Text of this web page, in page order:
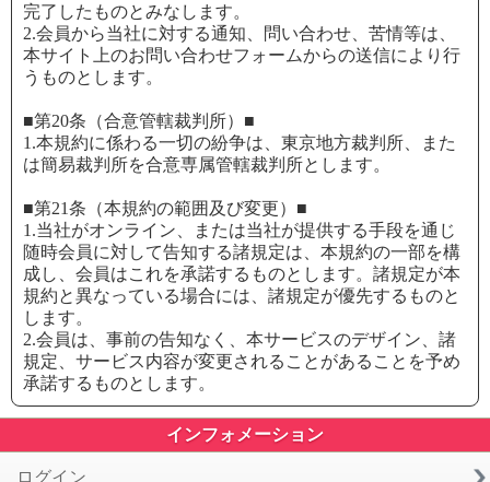
完了したものとみなします。
2.会員から当社に対する通知、問い合わせ、苦情等は、
本サイト上のお問い合わせフォームからの送信により行
うものとします。
■第20条（合意管轄裁判所）■
1.本規約に係わる一切の紛争は、東京地方裁判所、また
は簡易裁判所を合意専属管轄裁判所とします。
■第21条（本規約の範囲及び変更）■
1.当社がオンライン、または当社が提供する手段を通じ
随時会員に対して告知する諸規定は、本規約の一部を構
成し、会員はこれを承諾するものとします。諸規定が本
規約と異なっている場合には、諸規定が優先するものと
します。
2.会員は、事前の告知なく、本サービスのデザイン、諸
規定、サービス内容が変更されることがあることを予め
承諾するものとします。
インフォメーション
ログイン